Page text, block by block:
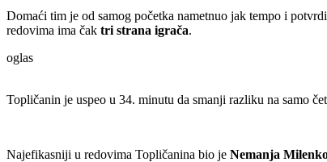
Domaći tim je od samog početka nametnuo jak tempo i
redovima ima čak tri strana igrača.
oglas
Topličanin je uspeo u 34. minutu da smanji razliku na samo
Najefikasniji u redovima Topličanina bio je Nemanja